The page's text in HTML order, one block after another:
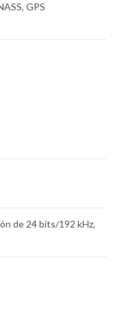
GPS
de 24 bits/192 kHz,